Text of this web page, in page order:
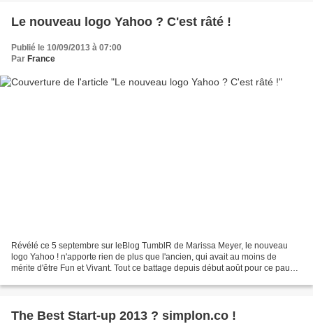
Le nouveau logo Yahoo ? C'est râté !
Publié le 10/09/2013 à 07:00
Par France
Révélé ce 5 septembre sur leBlog TumblR de Marissa Meyer, le nouveau
logo Yahoo ! n'apporte rien de plus que l'ancien, qui avait au moins de
mérite d'être Fun et Vivant. Tout ce battage depuis début août pour ce pauvre
The Best Start-up 2013 ? simplon.co !